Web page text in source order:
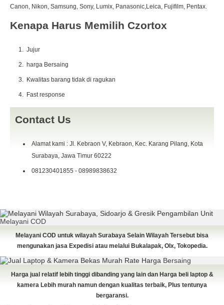
Canon, Nikon, Samsung, Sony, Lumix, Panasonic,Leica, Fujifilm, Pentax.
Kenapa Harus Memilih Czortox
Jujur
harga Bersaing
Kwalitas barang tidak di ragukan
Fast response
Contact Us
Alamat kami : Jl. Kebraon V, Kebraon, Kec. Karang Pilang, Kota
Surabaya, Jawa Timur 60222
081230401855 - 08989838632
Pengambilan Unit
Melayani COD
Melayani COD untuk wilayah Surabaya Selain Wilayah Tersebut bisa
mengunakan jasa Expedisi atau melalui Bukalapak, Olx, Tokopedia.
Rate Harga Bersaing
Harga jual relatif lebih tinggi dibanding yang lain dan Harga beli laptop &
kamera Lebih murah namun dengan kualitas terbaik, Plus tentunya
bergaransi.